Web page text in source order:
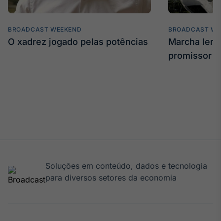
IA
Investimentos
BROADCAST WEEKEND
O xadrez jogado pelas potências
BROADCAST
Marcha
promissor
Soluções em conteúdo, dados e tecnologia
para diversos setores da economia